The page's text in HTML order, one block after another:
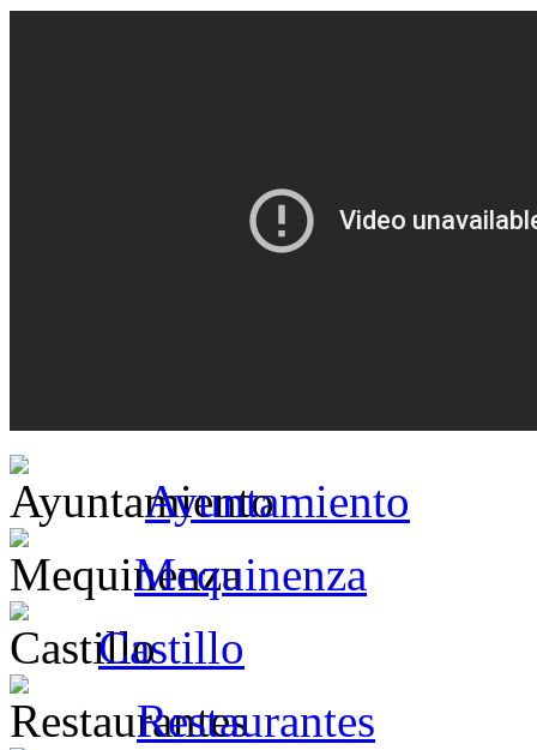
Ayuntamiento
Mequinenza
Castillo
Restaurantes